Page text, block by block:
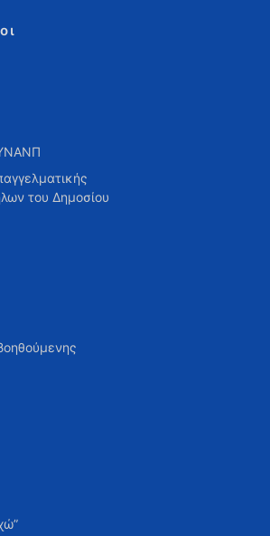
του Δημοσίου